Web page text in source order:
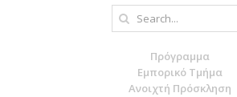
Πρόγραμμα
Εμπορικό Τμήμα
Ανοιχτή Πρόσκληση